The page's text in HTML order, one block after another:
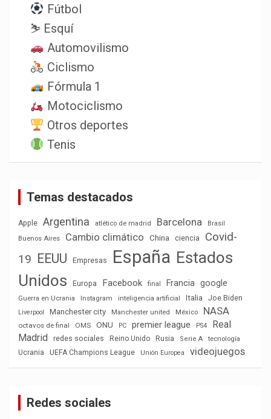
Fútbol
⛷️ Esquí
Automovilismo
Ciclismo
Fórmula 1
Motociclismo
Otros deportes
Tenis
Temas destacados
Apple Argentina atlético de madrid Barcelona
Brasil
Buenos Aires
Cambio climático China ciencia
Covid-
19 EEUU Empresas España Estados
Unidos
Europa Facebook final Francia google
Guerra en Ucrania Instagram inteligencia artificial Italia Joe Biden
Liverpool Manchester city Manchester united México NASA
octavos de final OMS ONU PC premier league PS4
Real
Madrid
redes sociales Reino Unido Rusia Serie A
tecnología
Ucrania
UEFA Champions League Unión Europea videojuegos
Redes sociales